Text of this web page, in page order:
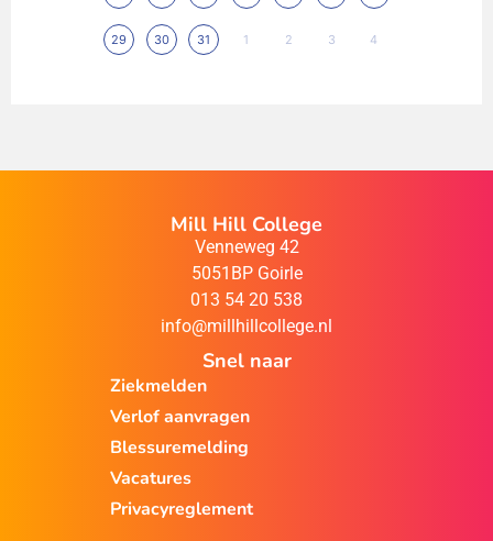
29 30 31 1 2 3 4
Mill Hill College
Venneweg 42
5051BP Goirle
013 54 20 538
info@millhillcollege.nl
Snel naar
Ziekmelden
Verlof aanvragen
Blessuremelding
Vacatures
Privacyreglement